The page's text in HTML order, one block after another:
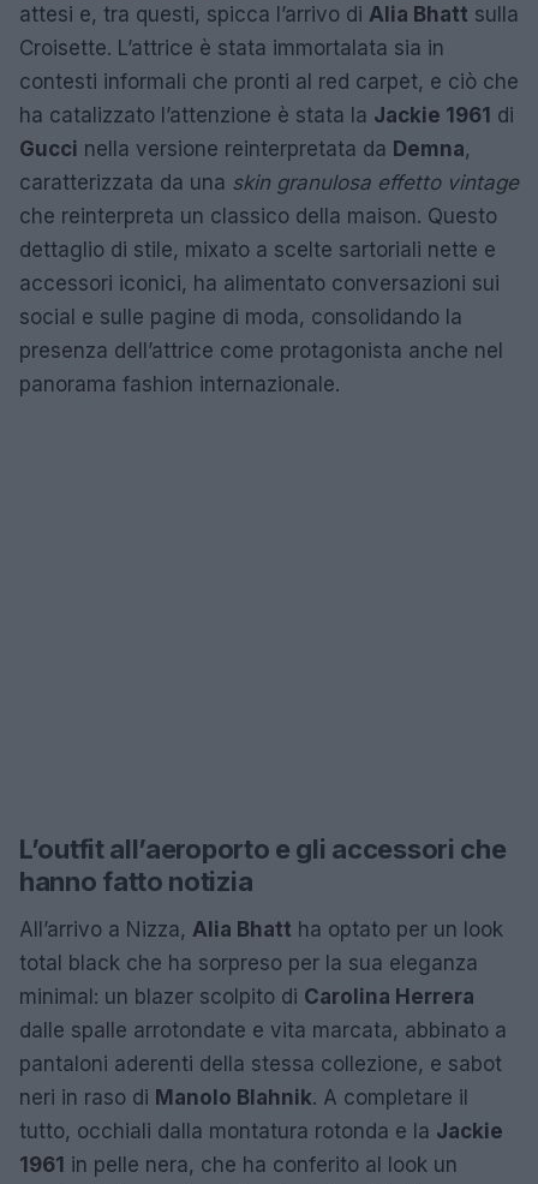
attesi e, tra questi, spicca l’arrivo di Alia Bhatt sulla
Croisette. L’attrice è stata immortalata sia in
contesti informali che pronti al red carpet, e ciò che
ha catalizzato l’attenzione è stata la Jackie 1961 di
Gucci nella versione reinterpretata da Demna,
caratterizzata da una skin granulosa effetto vintage
che reinterpreta un classico della maison. Questo
dettaglio di stile, mixato a scelte sartoriali nette e
accessori iconici, ha alimentato conversazioni sui
social e sulle pagine di moda, consolidando la
presenza dell’attrice come protagonista anche nel
panorama fashion internazionale.
L’outfit all’aeroporto e gli accessori che
hanno fatto notizia
All’arrivo a Nizza, Alia Bhatt ha optato per un look
total black che ha sorpreso per la sua eleganza
minimal: un blazer scolpito di Carolina Herrera
dalle spalle arrotondate e vita marcata, abbinato a
pantaloni aderenti della stessa collezione, e sabot
neri in raso di Manolo Blahnik. A completare il
tutto, occhiali dalla montatura rotonda e la Jackie
1961 in pelle nera, che ha conferito al look un